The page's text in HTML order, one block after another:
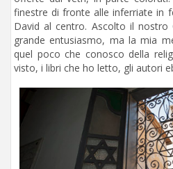
finestre di fronte alle inferriate in
David al centro. Ascolto il nostro
grande entusiasmo, ma la mia
quel poco che conosco della
visto, i libri che ho letto, gli autori